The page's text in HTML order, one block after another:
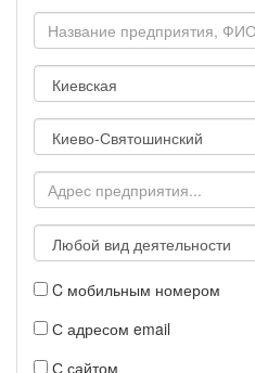
C мобильным номером
С адресом email
С сайтом